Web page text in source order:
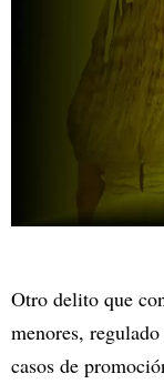
Otro delito que
menores,
casos de